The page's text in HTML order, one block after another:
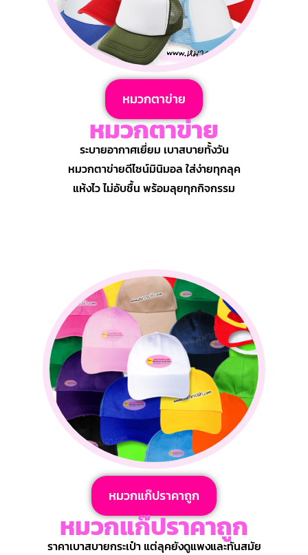
หมวกตาข่าย
หมวกตาข่าย
ระบายอากาศเยี่ยม เบาสบายทั้งวัน
หมวกตาข่ายดีไซน์มินิมอล ใส่ง่ายทุกลุค
แห้งไว ไม่อับชื้น พร้อมลุยทุกกิจกรรม
หมวกแก๊ปราคาถูก
หมวกแก๊ปราคาถูก
ราคาเบาสบายกระเป๋า แต่ลุคยังดูแพงและทันสมัย